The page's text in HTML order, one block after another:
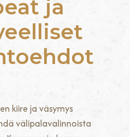
ja
kiire ja väsymys
välipalavalinnoista